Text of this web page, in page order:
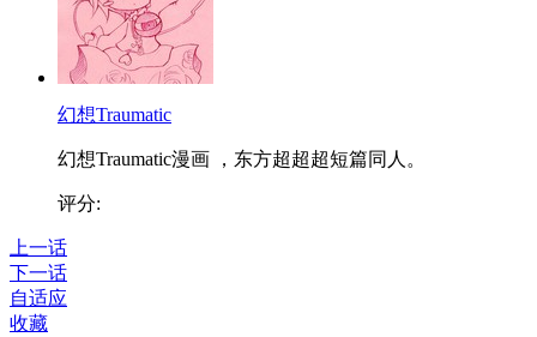
幻想Traumatic
幻想Traumatic漫画 ，东方超超超短篇同人。
评分:
上一话
下一话
自适应
收藏